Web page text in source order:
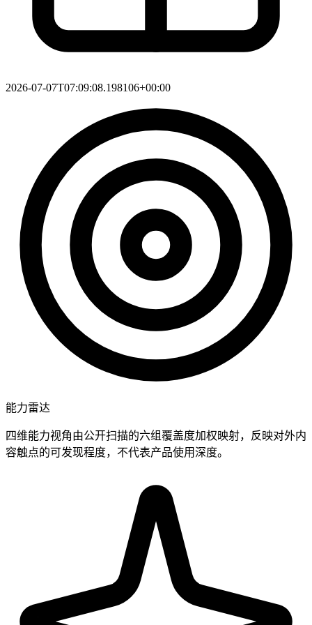
2026-07-07T07:09:08.198106+00:00
能力雷达
四维能力视角由公开扫描的六组覆盖度加权映射，反映对外内
容触点的可发现程度，不代表产品使用深度。